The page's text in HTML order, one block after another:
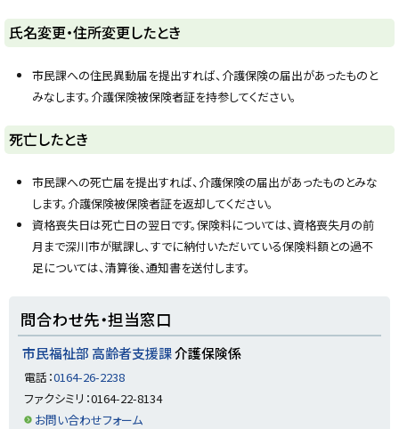
ト
ッ
プ
る
氏名変更・住所変更したとき
市民課への住民異動届を提出すれば、介護保険の届出があったものと
みなします。介護保険被保険者証を持参してください。
ト
ッ
プ
戻
死亡したとき
市民課への死亡届を提出すれば、介護保険の届出があったものとみな
します。介護保険被保険者証を返却してください。
資格喪失日は死亡日の翌日です。保険料については、資格喪失月の前
月まで深川市が賦課し、すでに納付いただいている保険料額との過不
足については、清算後、通知書を送付します。
問合わせ先・担当窓口
市民福祉部 高齢者支援課介護保険係
電話：0164-26-2238
ファクシミリ：0164-22-8134
お問い合わせフォーム